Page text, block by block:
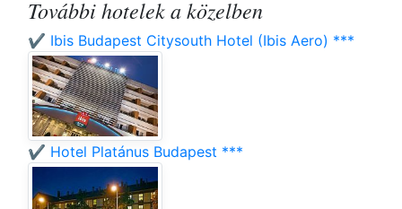
További hotelek a közelben
✔️ Ibis Budapest Citysouth Hotel (Ibis Aero) ***
✔️ Hotel Platánus Budapest ***